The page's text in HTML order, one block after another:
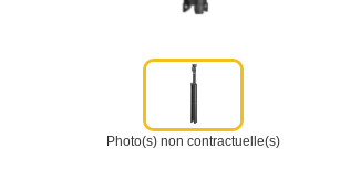
Photo(s) non contractuelle(s)